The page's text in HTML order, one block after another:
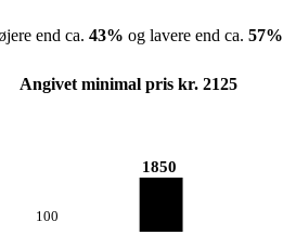
end ca. 43% og lavere end ca. 57%
Angivet minimal pris kr. 2125
100
1850